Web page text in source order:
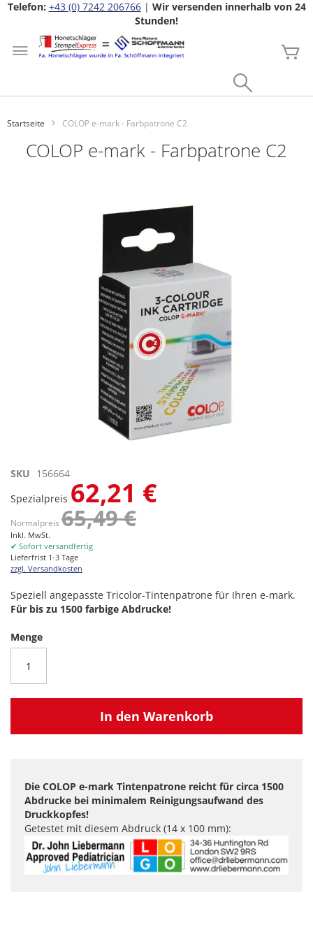
Telefon: +43 (0) 7242 206766| Wir versenden innerhalb von 24
Stunden!
Zum
Inhalt
springen
Startseite COLOP e-mark - Farbpatrone C2
COLOP e-mark - Farbpatrone C2
Zum
der
springen
SKU 156664
Spezialpreis 62,21 €
Normalpreis 65,49 €
Inkl. MwSt.
✔ Sofort versandfertig
Lieferfrist 1-3 Tage
zzgl. Versandkosten
Speziell angepasste Tricolor-Tintenpatrone für Ihren e-mark.
Für bis zu 1500 farbige Abdrucke!
Menge
In den Warenkorb
Die COLOP e-mark Tintenpatrone reicht für circa 1500
Abdrucke bei minimalem Reinigungsaufwand des
Druckkopfes!
Getestet mit diesem Abdruck (14 x 100 mm):